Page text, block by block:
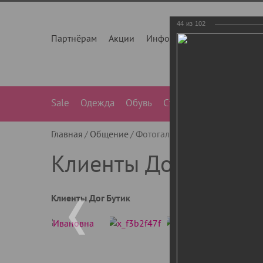
Партнёрам Акции Инфо О нас
Sale Одежда Обувь Сумки
Главная Общение Фотогалерея
Клиенты Дог Бутик
Клиенты Дог Бутик
44 из 102